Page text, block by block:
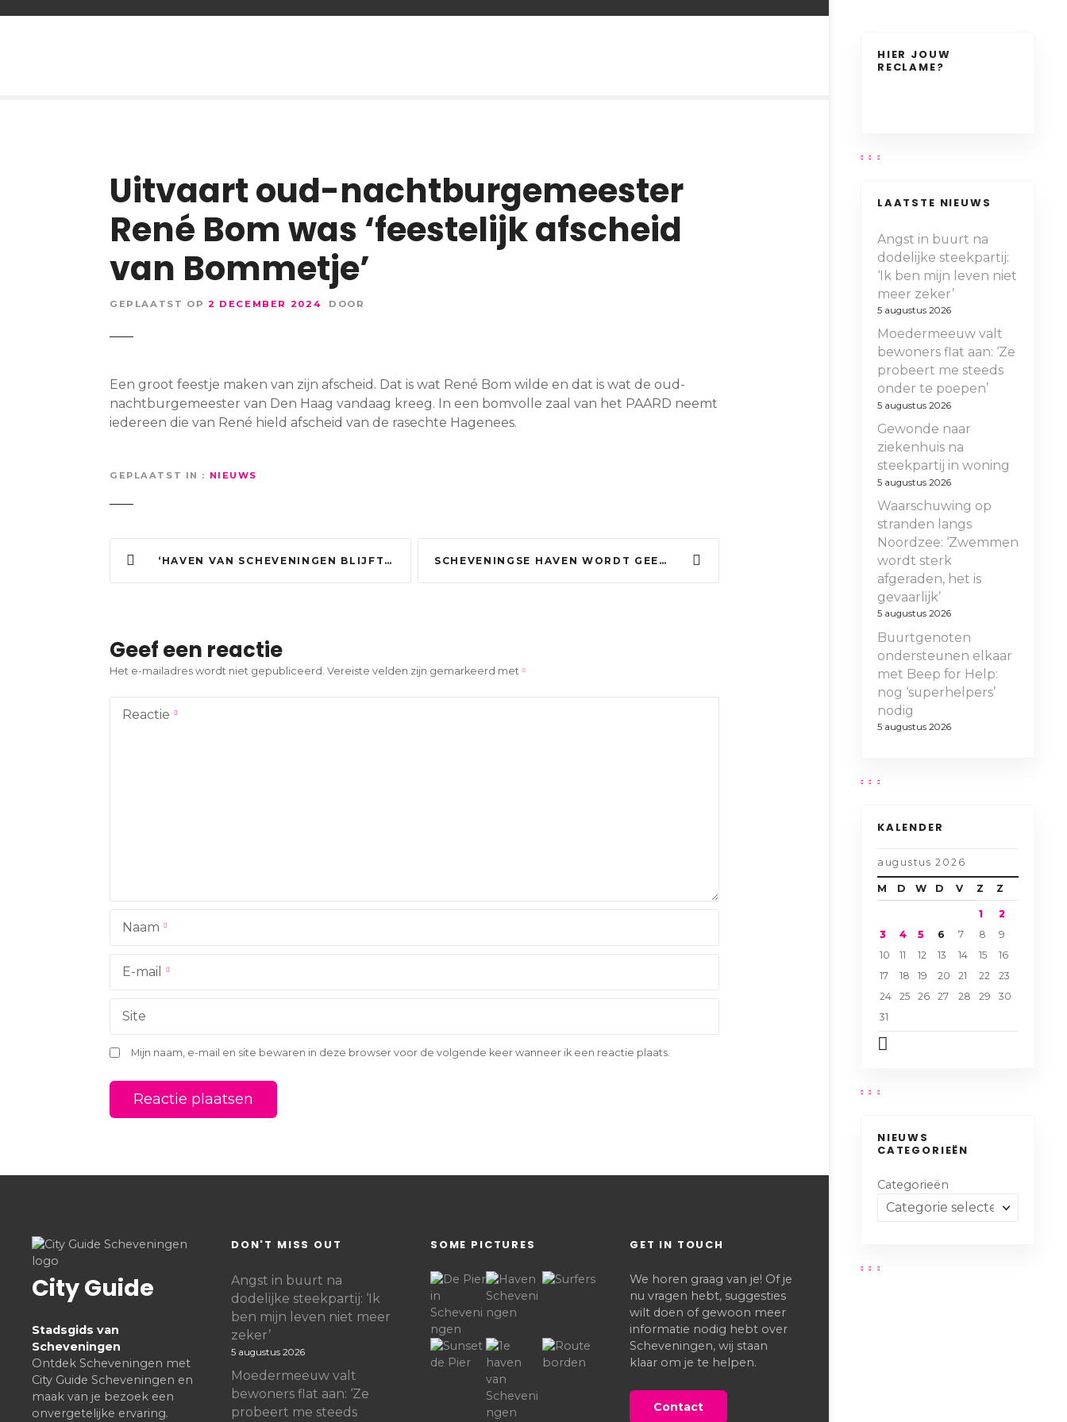
Uitvaart oud-nachtburgemeester
René Bom was ‘feestelijk afscheid
van Bommetje’
GEPLAATST OP 2 DECEMBER 2024 DOOR
Een groot feestje maken van zijn afscheid. Dat is wat René Bom wilde en dat is wat de oud-
nachtburgemeester van Den Haag vandaag kreeg. In een bomvolle zaal van het PAARD neemt
iedereen die van René hield afscheid van de rasechte Hagenees.
GEPLAATST IN NIEUWS
i
c
h
a
e
‘HAVEN VAN SCHEVENINGEN BLIJFT BUITEN SCHOT IN PLAN VOOR ZERO-EMISSIEZONE’ SCHEVENINGSE HAVEN WORDT GEEN ZERO-EMISSIEZONE MAAR MILIEUZONE
Geef een reactie
Het e-mailadres wordt niet gepubliceerd. Vereiste velden zijn gemarkeerd met
Reactie
Naam
E-mail
Site
Mijn naam, e-mail en site bewaren in deze browser voor de volgende keer wanneer ik een reactie plaats.
HIER JOUW
RECLAME?
LAATSTE NIEUWS
Angst in buurt na
dodelijke steekpartij:
‘Ik ben mijn leven niet
meer zeker’
5 augustus 2026
Moedermeeuw valt
bewoners flat aan: ‘Ze
probeert me steeds
onder te poepen’
5 augustus 2026
Gewonde naar
ziekenhuis na
steekpartij in woning
5 augustus 2026
Waarschuwing op
stranden langs
Noordzee: ‘Zwemmen
wordt sterk
afgeraden, het is
gevaarlijk’
5 augustus 2026
Buurtgenoten
ondersteunen elkaar
met Beep for Help:
nog ‘superhelpers’
nodig
5 augustus 2026
KALENDER
augustus 2026
M D W D V Z Z
1
2
3
4 5 6 7 8
9
10
11 12 13 14 15
16
17
18 19 20 21 22
23
24
25 26 27 28 29
30
31
NIEUWS
CATEGORIEËN
Categorieën
City Guide
Stadsgids van
Scheveningen
Ontdek Scheveningen met
City Guide Scheveningen en
maak van je bezoek een
onvergetelijke ervaring.
DON'T MISS OUT
Angst in buurt na
dodelijke steekpartij: ‘Ik
ben mijn leven niet meer
zeker’
5 augustus 2026
Moedermeeuw valt
bewoners flat aan: ‘Ze
probeert me steeds
SOME PICTURES GET IN TOUCH
We horen graag van je! Of je
nu vragen hebt, suggesties
wilt doen of gewoon meer
informatie nodig hebt over
Scheveningen, wij staan
klaar om je te helpen.
Contact